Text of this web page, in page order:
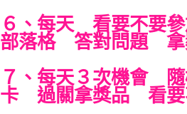
６、每天 看要不要
部落格 答對問題 拿
７、每天３次機會
卡 過關拿獎品 看要